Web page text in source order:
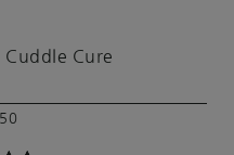
Cuddle Cure